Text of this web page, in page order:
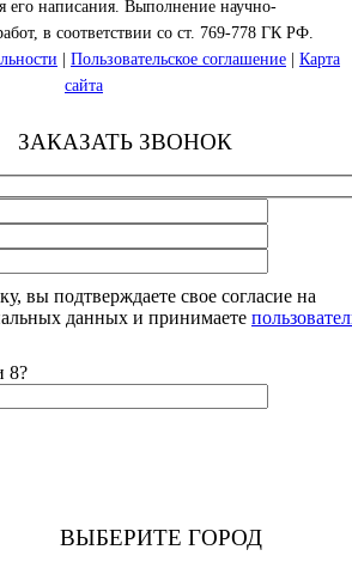
его написания. Выполнение научно-
в соответствии со ст. 769-778 ГК РФ.
Пользовательское соглашение
Карта
сайта
ЗАКАЗАТЬ ЗВОНОК
вы подтверждаете свое согласие на
данных и принимаете
8?
ВЫБЕРИТЕ ГОРОД